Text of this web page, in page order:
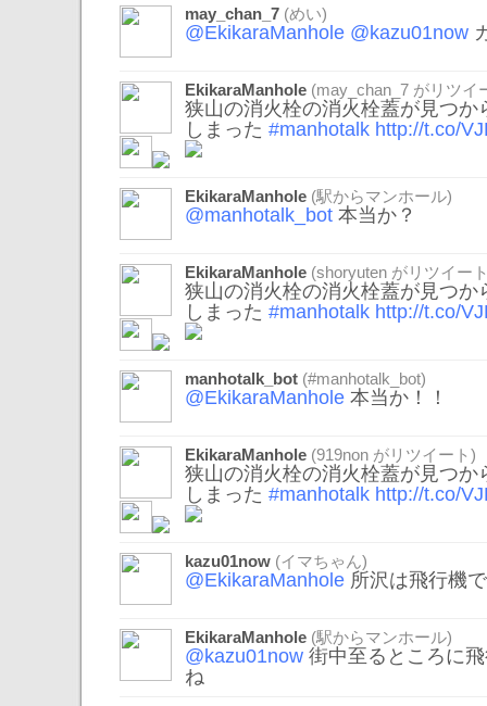
may_chan_7 (めい)
@EkikaraManhole @kazu01now
EkikaraManhole (may_chan_7 がリツイ
狭山の消火栓の消火栓蓋が見つか
しまった #manhotalk http://t.co/
EkikaraManhole (駅からマンホール)
@manhotalk_bot 本当か？
EkikaraManhole (shoryuten がリツイー
狭山の消火栓の消火栓蓋が見つか
しまった #manhotalk http://t.co/
manhotalk_bot (#manhotalk_bot)
@EkikaraManhole 本当か！！
EkikaraManhole (919non がリツイート)
狭山の消火栓の消火栓蓋が見つか
しまった #manhotalk http://t.co/
kazu01now (イマちゃん)
@EkikaraManhole 所沢は飛行機
EkikaraManhole (駅からマンホール)
@kazu01now 街中至るところに
ね